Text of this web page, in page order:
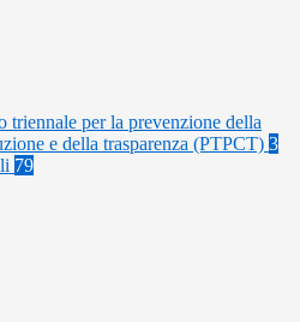
triennale per la prevenzione della
e della trasparenza (PTPCT) 3
79